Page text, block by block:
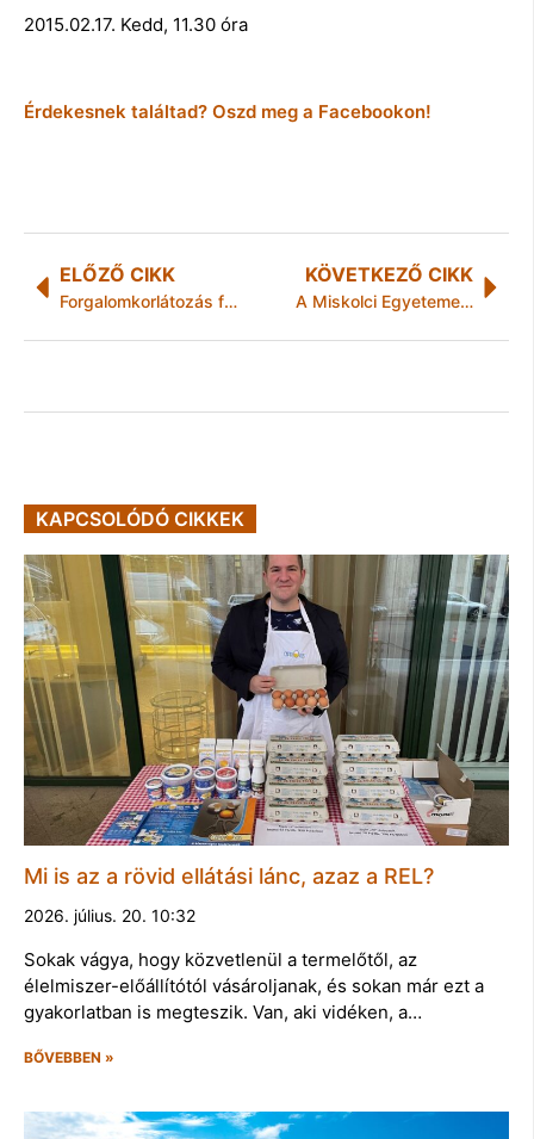
2015.02.17. Kedd, 11.30 óra
Érdekesnek találtad? Oszd meg a Facebookon!
ELŐZŐ CIKK
Forgalomkorlátozás fakivágás miatt
KÖVETKEZŐ CIKK
A Miskolci Egyetemen járt az Európai Egyetemi Sportszövetség sportigazgatója
KAPCSOLÓDÓ CIKKEK
Mi is az a rövid ellátási lánc, azaz a REL?
2026. július. 20. 10:32
Sokak vágya, hogy közvetlenül a termelőtől, az
élelmiszer-előállítótól vásároljanak, és sokan már ezt a
gyakorlatban is megteszik. Van, aki vidéken, a…
BŐVEBBEN »